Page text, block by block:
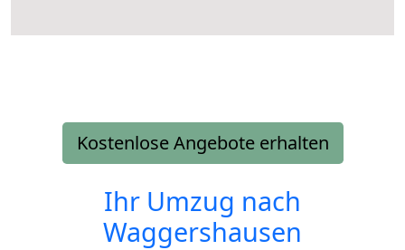
Kostenlose Angebote erhalten
Ihr Umzug nach
Waggershausen